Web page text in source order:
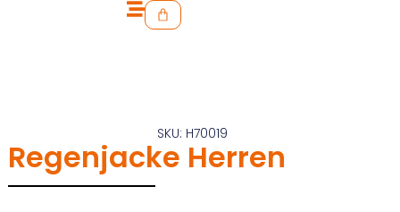
SKU: H70019
Regenjacke Herren